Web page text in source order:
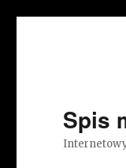
Spis